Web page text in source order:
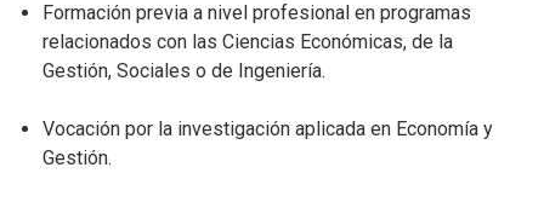
Formación previa a nivel profesional en programas
relacionados con las Ciencias Económicas, de la
Gestión, Sociales o de Ingeniería.
Vocación por la investigación aplicada en Economía y
Gestión.